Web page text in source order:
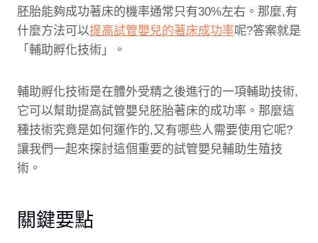
胚胎能夠成功著床的機率通常只有30%左右。那麼,有
什麼方法可以提高試管嬰兒的著床成功率呢?答案就是
「輔助孵化技術」。
輔助孵化技術是在體外受精之後進行的一項輔助技術,
它可以幫助提高試管嬰兒胚胎著床的成功率。那麼這
種技術究竟是如何運作的,又有哪些人需要使用它呢?
讓我們一起來探討這個重要的試管嬰兒輔助生殖技
術。
關鍵要點